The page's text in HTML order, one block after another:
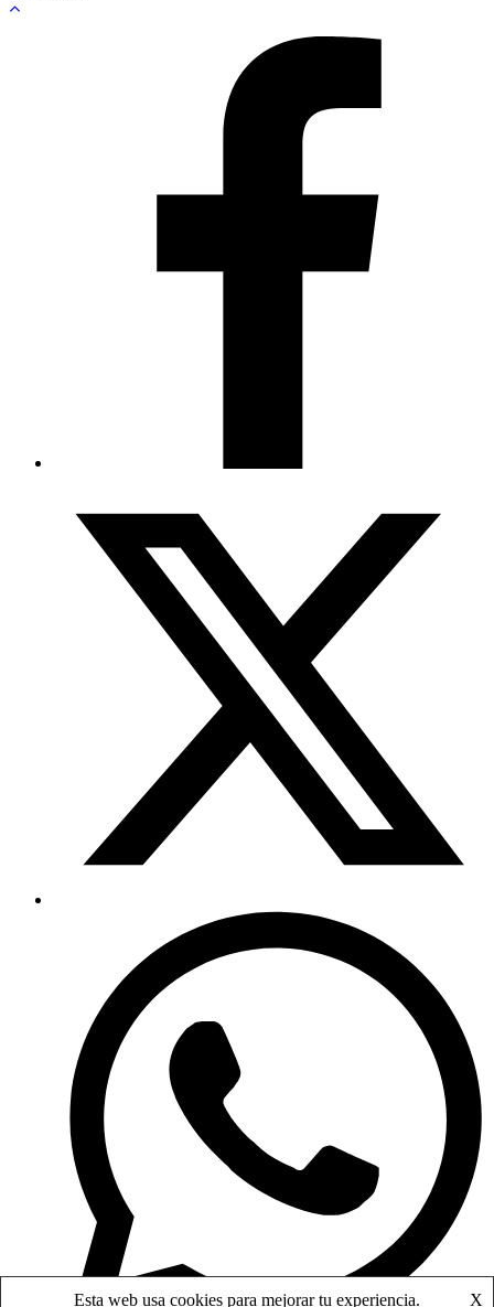
Esta web usa cookies para mejorar tu experiencia. X